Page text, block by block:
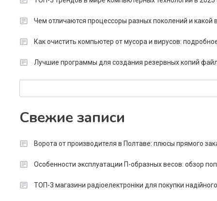
Чем отличаются процессоры разных поколений и какой
Как очистить компьютер от мусора и вирусов:
Лучшие программы для создания резервных копий
Свежие записи
Ворота от производителя в Полтаве: плюсы прямого
Особенности эксплуатации П-образных весов: обзор
ТОП-3 магазини радіоелектроніки для покупки